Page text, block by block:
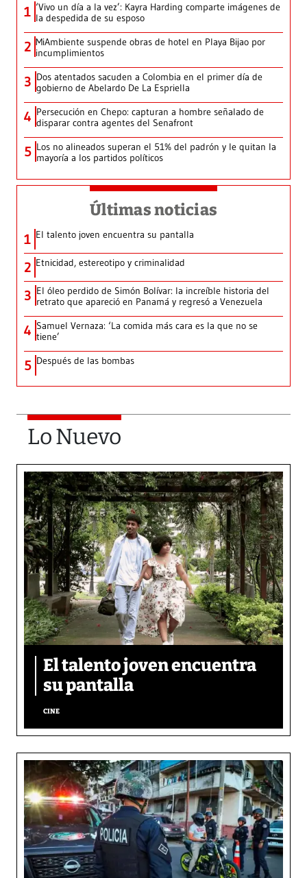
1 ‘Vivo un día a la vez’: Kayra Harding comparte imágenes de
la despedida de su esposo
2 MiAmbiente suspende obras de hotel en Playa Bijao por
incumplimientos
3 Dos atentados sacuden a Colombia en el primer día de
gobierno de Abelardo De La Espriella
4 Persecución en Chepo: capturan a hombre señalado de
disparar contra agentes del Senafront
5 Los no alineados superan el 51% del padrón y le quitan la
mayoría a los partidos políticos
Últimas noticias
1 El talento joven encuentra su pantalla​
2 Etnicidad, estereotipo y criminalidad
3 El óleo perdido de Simón Bolívar: la increíble historia del
retrato que apareció en Panamá y regresó a Venezuela
4 Samuel Vernaza: ‘La comida más cara es la que no se
tiene’
5 Después de las bombas
Lo Nuevo
El talento joven encuentra
su pantalla​
CINE